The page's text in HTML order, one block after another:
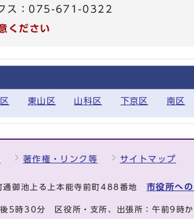
ス：075-671-0322
ください
東山区 山科区 下京区 南区
著作権・リンク等 サイトマップ
御池上る上本能寺前町488番地 市役所へ
後5時30分 区役所・支所、出張所：午前9時